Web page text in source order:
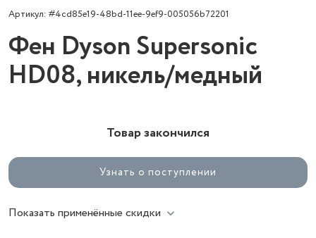
Артикул: #4cd85e19-48bd-11ee-9ef9-005056b72201
Фен Dyson Supersonic
HD08, никель/медный
Товар закончился
Узнать о поступлении
Показать применённые скидки